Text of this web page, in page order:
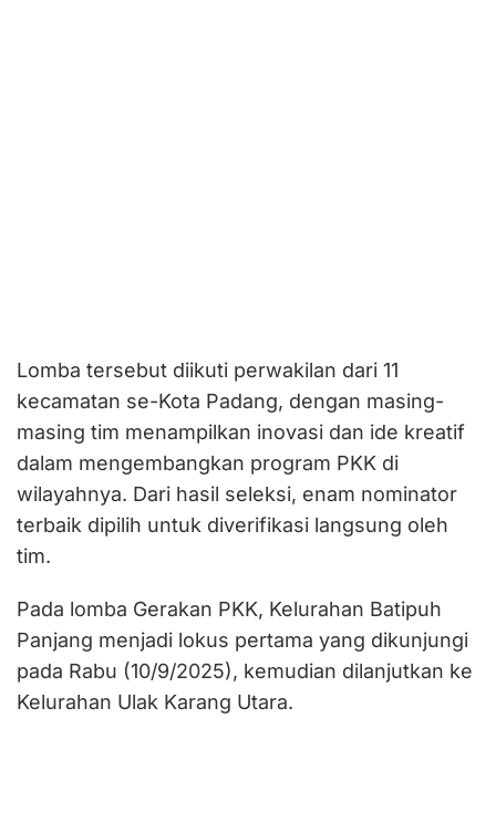
Lomba tersebut diikuti perwakilan dari 11
kecamatan se-Kota Padang, dengan masing-
masing tim menampilkan inovasi dan ide kreatif
dalam mengembangkan program PKK di
wilayahnya. Dari hasil seleksi, enam nominator
terbaik dipilih untuk diverifikasi langsung oleh
tim.
Pada lomba Gerakan PKK, Kelurahan Batipuh
Panjang menjadi lokus pertama yang dikunjungi
pada Rabu (10/9/2025), kemudian dilanjutkan ke
Kelurahan Ulak Karang Utara.